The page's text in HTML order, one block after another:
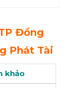
Đồng
Phát Tài
khảo